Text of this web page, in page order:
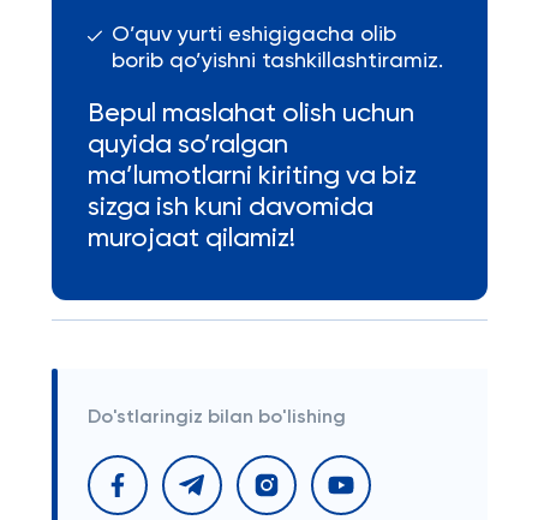
O’quv yurti eshigigacha olib
borib qo’yishni tashkillashtiramiz.
Bepul maslahat olish uchun
quyida so’ralgan
ma’lumotlarni kiriting va biz
sizga ish kuni davomida
murojaat qilamiz!
Do'stlaringiz bilan bo'lishing